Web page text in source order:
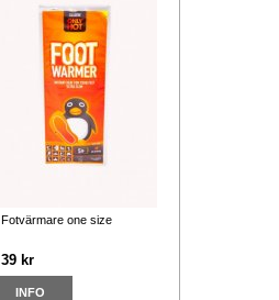
Fotvärmare one size
39 kr
INFO